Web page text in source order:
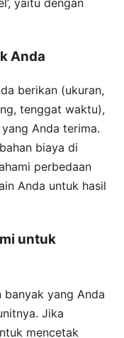
yaitu dengan
Anda
berikan (ukuran,
tenggat waktu),
Anda terima.
biaya di
perbedaan
Anda untuk hasil
untuk
banyak yang Anda
Jika
mencetak